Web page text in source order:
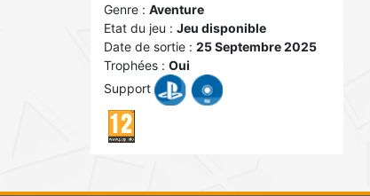
Genre : Aventure
Etat du jeu : Jeu disponible
Date de sortie : 25 Septembre 2025
Trophées : Oui
Support